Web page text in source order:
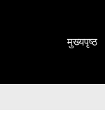
मुख्यपृष्ठ